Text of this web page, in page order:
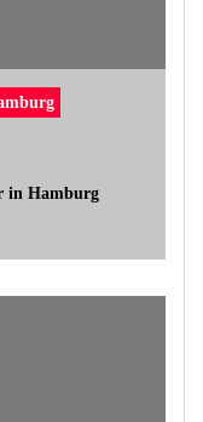
in Hamburg